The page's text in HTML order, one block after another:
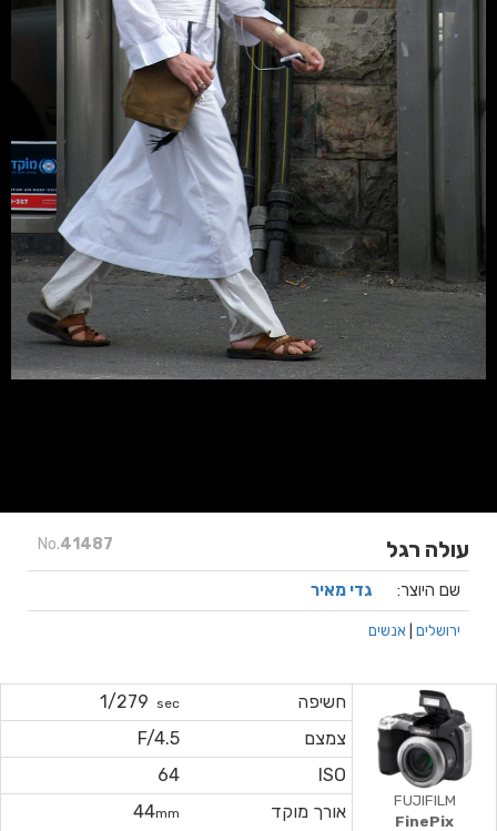
No.41487 עולה רגל
שם היוצר: גדי מאיר
ירושלים אנשים
חשיפה sec
1/279
צמצם
F/4.5
ISO
64
אורך מוקד
44mm
FUJIFILM
FinePix